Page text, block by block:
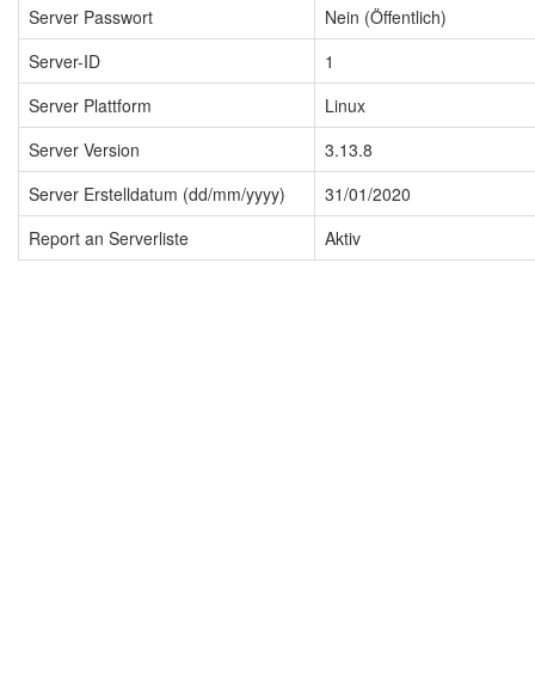
Server Passwort
Nein (Öffentlich)
Server-ID
1
Server Plattform
Linux
Server Version
3.13.8
Server Erstelldatum (dd/mm/yyyy)
31/01/2020
Report an Serverliste
Aktiv